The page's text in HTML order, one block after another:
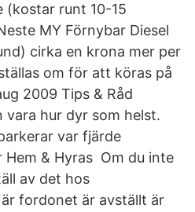
(kostar runt 10-15
MY Förnybar Diesel
cirka en krona mer per
om för att köras på
2009 Tips & Råd
vara hur dyr som helst.
var fjärde
Hem & Hyras Om du inte
av det hos
fordonet är avställt är